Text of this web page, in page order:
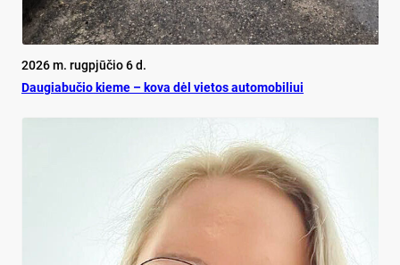
2026 m. rugpjūčio 6 d.
Dau­gia­bu­čio kie­me – ko­va dėl vie­tos au­to­mo­bi­liui